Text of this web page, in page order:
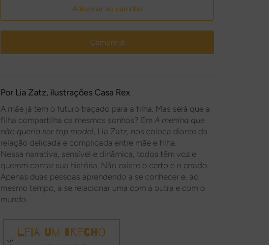
Adicionar ao carrinho
Compre já
Por Lia Zatz, ilustrações Casa Rex
A mãe já tem o futuro traçado para a filha. Mas será que a
filha compartilha os mesmos sonhos? Em A menina que
não queria ser top model, Lia Zatz, nos coloca diante da
relação delicada e complicada entre mãe e filha.
Nessa narrativa, sensível e dinâmica, todos têm voz e
querem contar sua história. Não existe o certo e o errado.
Apenas duas pessoas aprendendo a se conhecer e, ao
mesmo tempo, a se relacionar uma com a outra e com o
mundo.